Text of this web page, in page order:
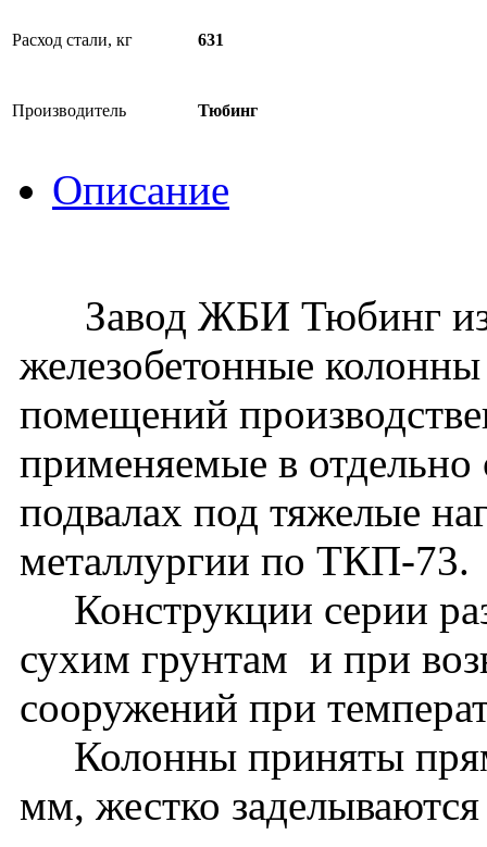
Расход стали, кг 631
Производитель Тюбинг
Описание
Завод ЖБИ Тюбинг
железобетонные
помещений
применяемые в
подвалах под тяжелые
металлургии по ТКП-73.
Конструкции серии
сухим грунтам и при
сооружений при
Колонны приняты
мм, жестко